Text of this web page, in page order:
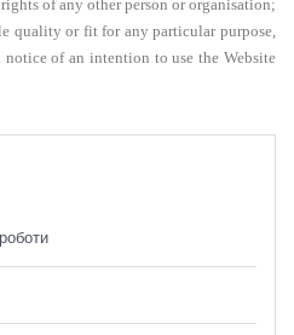
of any other person or organisation;
quality or fit for any particular purpose,
of an intention to use the Website